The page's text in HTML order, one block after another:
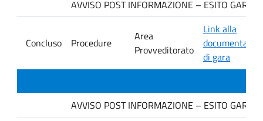
AVVISO POST INFORMAZIONE – ESITO
Concluso Procedure
Area
Provveditorato
Link alla
di gara
AVVISO POST INFORMAZIONE – ESITO